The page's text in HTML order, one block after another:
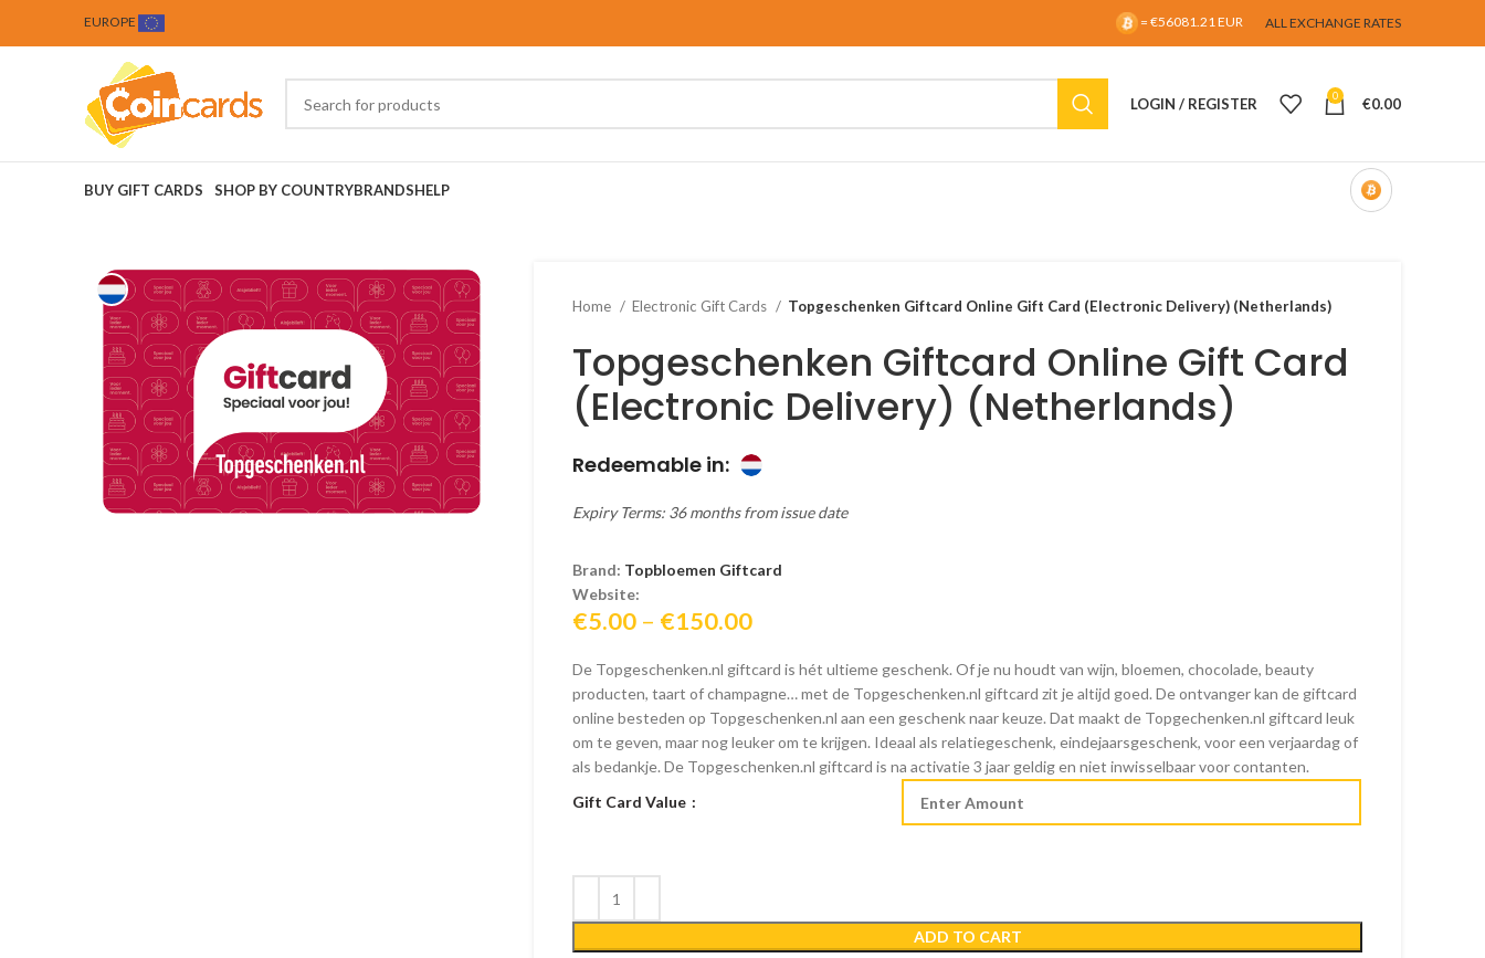
EUROPE = €56081.21 EUR ALL EXCHANGE RATES
LOGIN / REGISTER 0 €0.00
BUY GIFT CARDS SHOP BY COUNTRYBRANDSHELP
Home Electronic Gift Cards Topgeschenken Giftcard Online Gift Card (Electronic Delivery) (Netherlands)
Topgeschenken Giftcard Online Gift Card
(Electronic Delivery) (Netherlands)
Redeemable in:
Expiry Terms: 36 months from issue date
Brand: Topbloemen Giftcard
Website:
€5.00 – €150.00Price
€5.00
through
€150.00
De Topgeschenken.nl giftcard is hét ultieme geschenk. Of je nu houdt van wijn, bloemen, chocolade, beauty
producten, taart of champagne… met de Topgeschenken.nl giftcard zit je altijd goed. De ontvanger kan de giftcard
online besteden op Topgeschenken.nl aan een geschenk naar keuze. Dat maakt de Topgechenken.nl giftcard leuk
om te geven, maar nog leuker om te krijgen. Ideaal als relatiegeschenk, eindejaarsgeschenk, voor een verjaardag of
als bedankje. De Topgeschenken.nl giftcard is na activatie 3 jaar geldig en niet inwisselbaar voor contanten.
Gift Card Value
ADD TO CART